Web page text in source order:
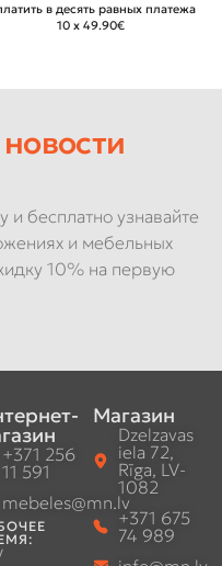
в десять равных платежа
10 x 49.90€
новости
бесплатно узнавайте
и мебельных
10% на первую
+371 256
11 591
mebeles@mn.lv
Магазин
Dzelzavas
iela 72,
Rīga, LV-
1082
+371 675
74 989